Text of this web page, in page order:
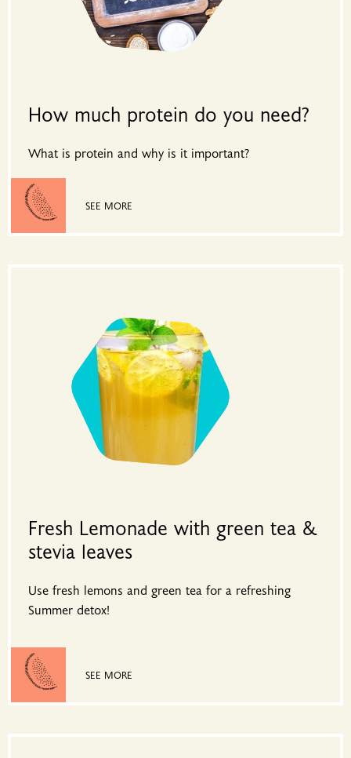
How much protein do you need?
What is protein and why is it important?
SEE MORE
Fresh Lemonade with green tea &
stevia leaves
Use fresh lemons and green tea for a refreshing
Summer detox!
SEE MORE